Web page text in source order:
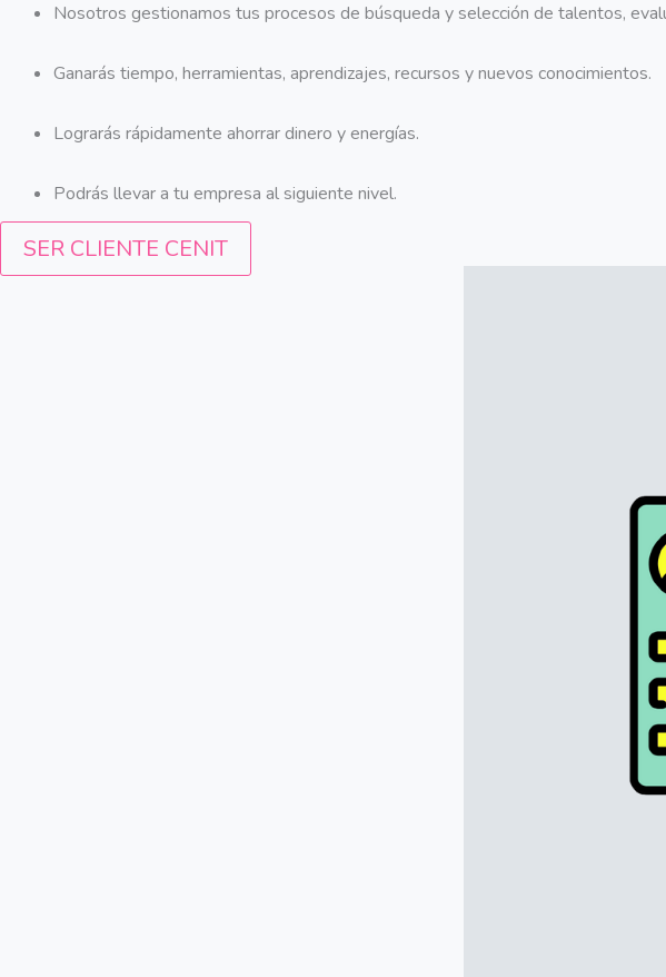
Nosotros gestionamos tus procesos de búsqueda y selección de talentos,
Ganarás tiempo, herramientas, aprendizajes, recursos y nuevos conocimientos.
Lograrás rápidamente ahorrar dinero y energías.
Podrás llevar a tu empresa al siguiente nivel.
SER CLIENTE CENIT